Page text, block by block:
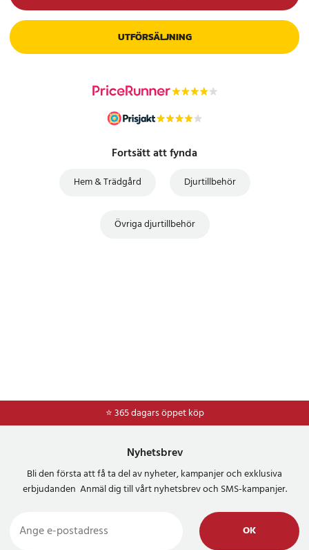
UTFÖRSÄLJNING
Fortsätt att fynda
Hem & Trädgård Djurtillbehör
Övriga djurtillbehör
⭐ 365 dagars öppet köp
⭐Frakt 49kr *
Nyhetsbrev
Bli den första att få ta del av nyheter, kampanjer och exklusiva
erbjudanden Anmäl dig till vårt nyhetsbrev och SMS-kampanjer.
OK